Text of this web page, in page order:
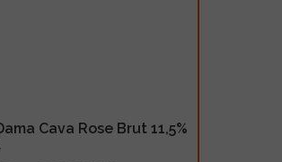
Cava Rose Brut 11,5%